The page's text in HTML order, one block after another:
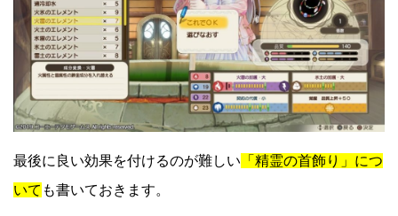
最後に良い効果を付けるのが難しい 「精霊の首飾り」につ
いて も書いておきます。